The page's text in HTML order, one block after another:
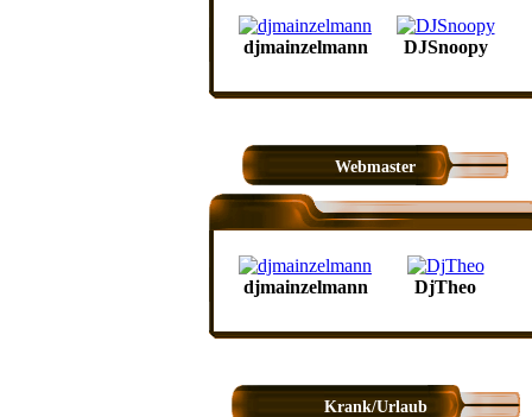
djmainzelmann DJSnoopy
Webmaster
djmainzelmann DjTheo
Krank/Urlaub